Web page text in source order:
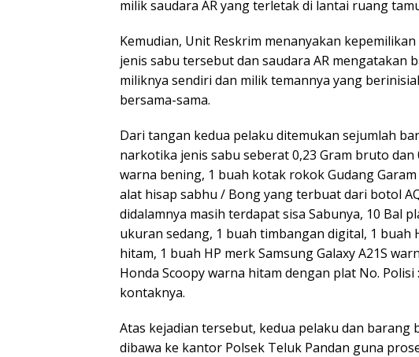
milik saudara AR yang terletak di lantai ruang
Kemudian, Unit Reskrim menanyakan
jenis sabu tersebut dan saudara AR mengatakan
miliknya sendiri dan milik temannya yang
bersama-sama.
Dari tangan kedua pelaku ditemukan sejumlah
narkotika jenis sabu seberat 0,23 Gram bruto
warna bening, 1 buah kotak rokok Gudang
alat hisap sabhu / Bong yang terbuat dari botol
didalamnya masih terdapat sisa Sabunya, 10 Bal
ukuran sedang, 1 buah timbangan digital, 1 buah
hitam, 1 buah HP merk Samsung Galaxy A21S
Honda Scoopy warna hitam dengan plat No.
kontaknya.
Atas kejadian tersebut, kedua pelaku dan barang
dibawa ke kantor Polsek Teluk Pandan guna